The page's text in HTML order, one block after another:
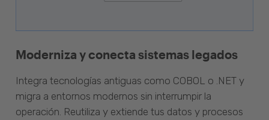
Moderniza y conecta sistemas legados
Integra tecnologías antiguas como COBOL o .NET y
migra a entornos modernos sin interrumpir la
operación. Reutiliza y extiende tus datos y procesos